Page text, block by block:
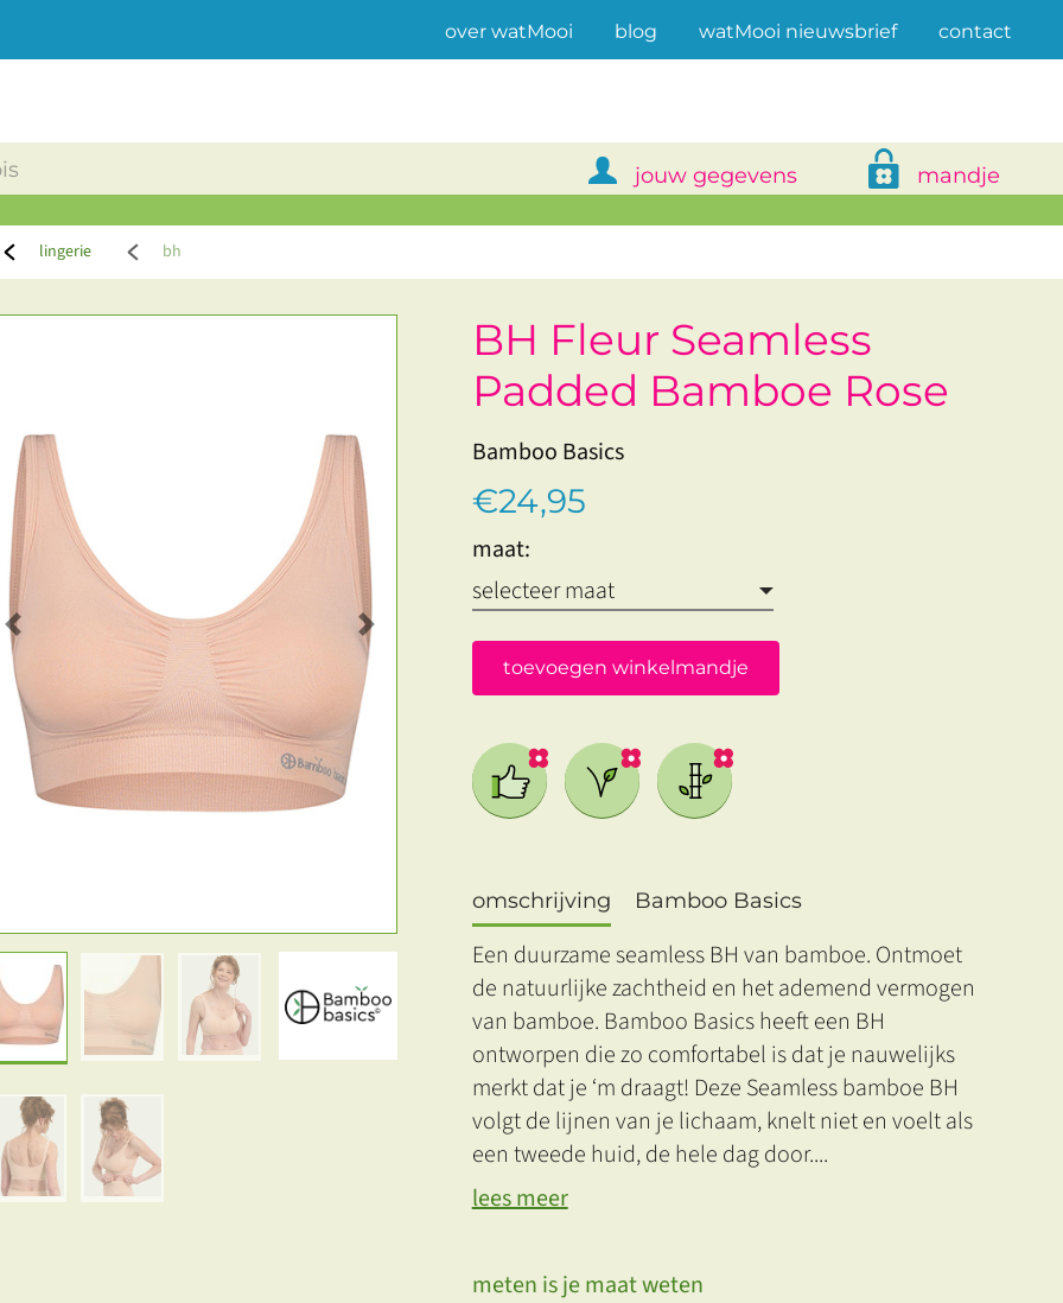
over watMooi(current)
blog watMooi nieuwsbrief contact
jouw gegevens mandje
lingerie bh
Previous Next
BH Fleur Seamless
Padded Bamboe Rose
Bamboo Basics
€24,95
maat:
toevoegen winkelmandje
omschrijving Bamboo Basics
Een duurzame seamless BH van bamboe. Ontmoet
de natuurlijke zachtheid en het ademend vermogen
van bamboe. Bamboo Basics heeft een BH
ontworpen die zo comfortabel is dat je nauwelijks
merkt dat je ‘m draagt! Deze Seamless bamboe BH
volgt de lijnen van je lichaam, knelt niet en voelt als
een tweede huid, de hele dag door....
lees meer
meten is je maat weten